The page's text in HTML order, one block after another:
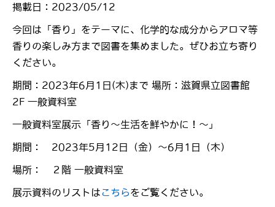
掲載日：2023/05/12
今回は「香り」をテーマに、化学的な成分からアロマ等
香りの楽しみ方まで図書を集めました。ぜひお立ち寄り
ください。
期間：2023年6月1日(木)まで 場所：滋賀県立図書館
2F 一般資料室
一般資料室展示「香り～生活を鮮やかに！～」
期間： 2023年5月12日（金）～6月1日（木）
場所： ２階 一般資料室
展示資料のリストはこちらをご覧ください。